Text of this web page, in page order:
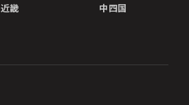
近畿 中四国